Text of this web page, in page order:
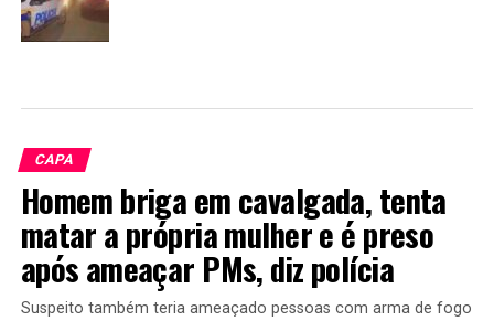
CAPA
Homem briga em cavalgada, tenta
matar a própria mulher e é preso
após ameaçar PMs, diz polícia
Suspeito também teria ameaçado pessoas com arma de fogo